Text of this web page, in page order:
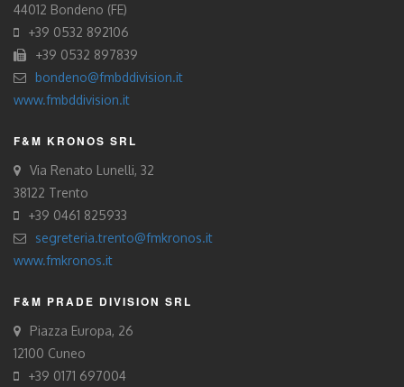
44012 Bondeno (FE)
+39 0532 892106
+39 0532 897839
bondeno@fmbddivision.it
www.fmbddivision.it
F&M KRONOS SRL
Via Renato Lunelli, 32
38122 Trento
+39 0461 825933
segreteria.trento@fmkronos.it
www.fmkronos.it
F&M PRADE DIVISION SRL
Piazza Europa, 26
12100 Cuneo
+39 0171 697004